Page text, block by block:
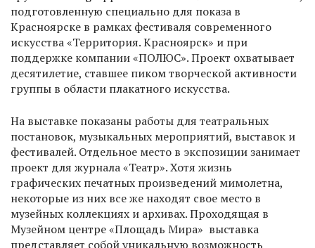
подготовленную специально для показа в
Красноярске в рамках фестиваля современного
искусства «Территория. Красноярск» и при
поддержке компании «ПОЛЮС». Проект охватывает
десятилетие, ставшее пиком творческой активности
группы в области плакатного искусства.
На выставке показаны работы для театральных
постановок, музыкальных мероприятий, выставок и
фестивалей. Отдельное место в экспозиции занимает
проект для журнала «Театр». Хотя жизнь
графических печатных произведений мимолетна,
некоторые из них все же находят свое место в
музейных коллекциях и архивах. Проходящая в
Музейном центре «Площадь Мира» выставка
представляет собой уникальную возможность